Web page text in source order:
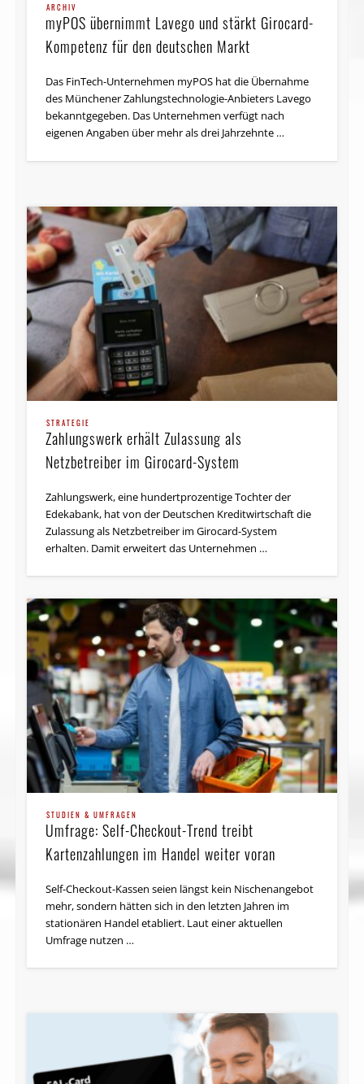
ARCHIV
myPOS übernimmt Lavego und stärkt Girocard-
Kompetenz für den deutschen Markt
Das FinTech-Unternehmen myPOS hat die Übernahme
des Münchener Zahlungstechnologie-Anbieters Lavego
bekanntgegeben. Das Unternehmen verfügt nach
eigenen Angaben über mehr als drei Jahrzehnte …
STRATEGIE
Zahlungswerk erhält Zulassung als
Netzbetreiber im Girocard-System
Zahlungswerk, eine hundertprozentige Tochter der
Edekabank, hat von der Deutschen Kreditwirtschaft die
Zulassung als Netzbetreiber im Girocard-System
erhalten. Damit erweitert das Unternehmen …
STUDIEN & UMFRAGEN
Umfrage: Self-Checkout-Trend treibt
Kartenzahlungen im Handel weiter voran
Self-Checkout-Kassen seien längst kein Nischenangebot
mehr, sondern hätten sich in den letzten Jahren im
stationären Handel etabliert. Laut einer aktuellen
Umfrage nutzen …